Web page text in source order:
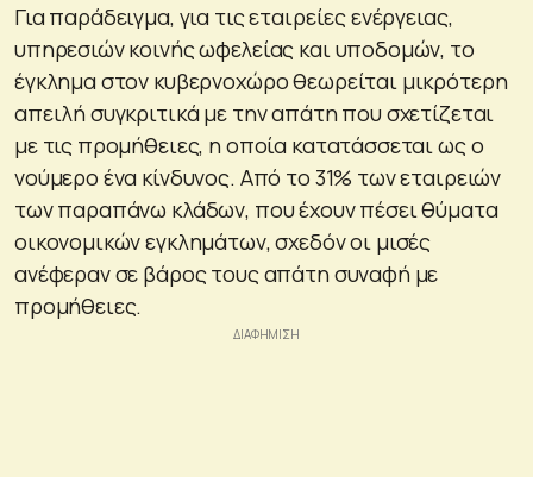
Για παράδειγμα, για τις εταιρείες ενέργειας,
υπηρεσιών κοινής ωφελείας και υποδομών, το
έγκλημα στον κυβερνοχώρο θεωρείται μικρότερη
απειλή συγκριτικά με την απάτη που σχετίζεται
με τις προμήθειες, η οποία κατατάσσεται ως ο
νούμερο ένα κίνδυνος. Από το 31% των εταιρειών
των παραπάνω κλάδων, που έχουν πέσει θύματα
οικονομικών εγκλημάτων, σχεδόν οι μισές
ανέφεραν σε βάρος τους απάτη συναφή με
προμήθειες.